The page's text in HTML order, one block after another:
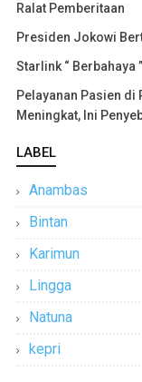
Ralat Pemberitaan
Presiden Jokowi
Starlink “ Berbahaya
Pelayanan Pasien di
Meningkat, Ini
LABEL
Anambas
Bintan
Karimun
Lingga
Natuna
kepri